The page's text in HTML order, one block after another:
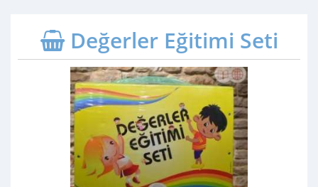
Değerler Eğitimi Seti